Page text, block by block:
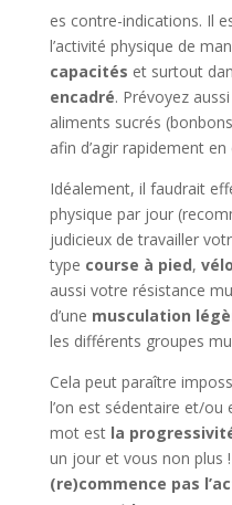
es contre-indications. Il
l’activité physique de
capacités et surtout
encadré. Prévoyez
aliments sucrés
afin d’agir rapidement en
Idéalement, il faudrait
physique par jour
judicieux de travailler
type course à pied, vélo
aussi votre résistance
d’une musculation
les différents groupes
Cela peut paraître
l’on est sédentaire et/
mot est la
un jour et vous non plus !
(re)commence pas